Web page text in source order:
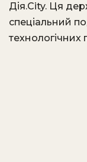
Дія.City. Ця
спеціальний
технологічних